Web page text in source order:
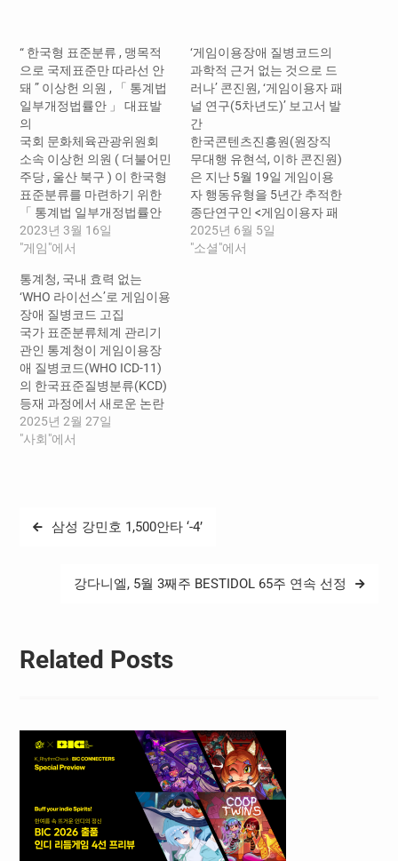
“ 한국형 표준분류 , 맹목적
으로 국제표준만 따라선 안
돼 ” 이상헌 의원 , 「 통계법
일부개정법률안 」 대표발
의
국회 문화체육관광위원회
소속 이상헌 의원 ( 더불어민
주당 , 울산 북구 ) 이 한국형
표준분류를 마련하기 위한
「 통계법 일부개정법률안
」 을 대표발의했다 . 현행
통계법은 한국표준질병사인
계보건기구 (WHO) 의 국제
표준분류 (ICD) 를 기준으로
삼도록 하고 있다 . 이에 그
동안 국제표준분류에 수록
된 질병코드는 하나도 빠짐
없이 국내 표준분류에…
2023년 3월 16일
"게임"에서
‘게임이용장애 질병코드의
과학적 근거 없는 것으로 드
러나’ 콘진원, ‘게임이용자 패
널 연구(5차년도)’ 보고서 발
간
한국콘텐츠진흥원(원장직
무대행 유현석, 이하 콘진원)
은 지난 5월 19일 게임이용
자 행동유형을 5년간 추적한
종단연구인 <게임이용자 패
널 연구(5차년도)> 보고서를
발간하고, 오는 30일까지 패
2025년 6월 5일
"소셜"에서
통계청, 국내 효력 없는
‘WHO 라이선스’로 게임이용
장애 질병코드 고집
국가 표준분류체계 관리기
관인 통계청이 게임이용장
애 질병코드(WHO ICD-11)
의 한국표준질병분류(KCD)
등재 과정에서 새로운 논란
을 일으키고 있다. 더불어민
주당 게임특별위원회 위원
장애 민관협의체’ 회의에서
약’을 근거로 게임이용장애
WHO…
2025년 2월 27일
"사회"에서
글
삼성 강민호 1,500안타 ‘-4’
강다니엘, 5월 3째주 BESTIDOL 65주 연속 선정
Related Posts